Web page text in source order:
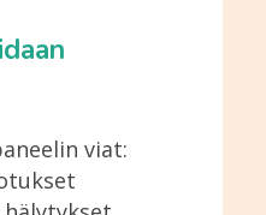
viat: